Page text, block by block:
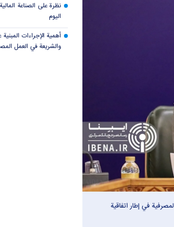
في إطار اتفاقية
نظرة على الصناعة
اليوم
أهمية الإجراءات
والشريعة في العمل